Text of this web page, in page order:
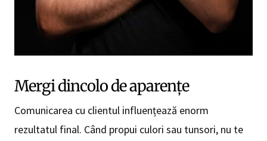
Mergi dincolo de aparențe
Comunicarea cu clientul influențează enorm
rezultatul final. Când propui culori sau tunsori, nu te